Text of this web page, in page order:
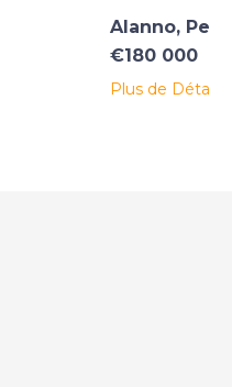
Alanno,
€180 000
Plus de Détails